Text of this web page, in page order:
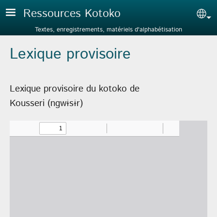
Aller au contenu principal
Ressources Kotoko
Textes, enregistrements, matériels d'alphabétisation
Lexique provisoire
Lexique provisoire du kotoko de
Kousseri (ngwɨsɨr)